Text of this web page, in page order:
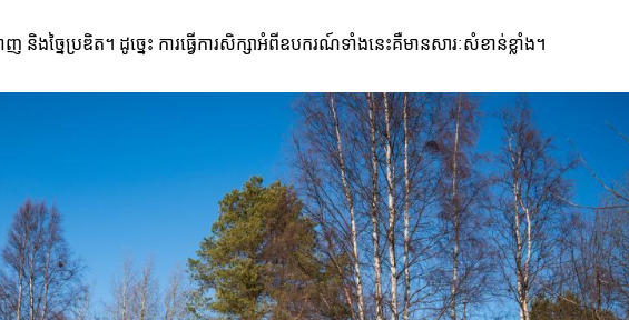
នៃប្រឌិត។ ដូច្នេះ ការធ្វើការសិក្សាអំពីឧបករណ៍ទាំងនេះគឺមានសារៈសំខាន់ខ្លាំង។